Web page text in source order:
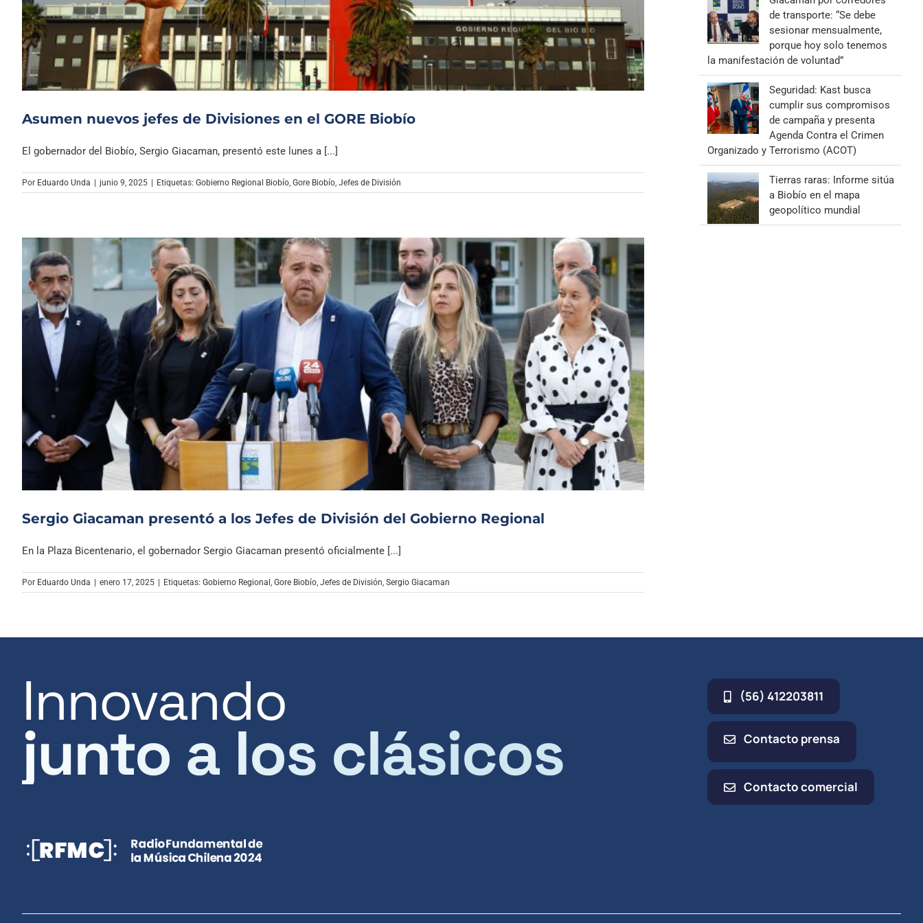
Archivo Sonoro
Asumen nuevos jefes de Divisiones en el GORE Biobío
El gobernador del Biobío, Sergio Giacaman, presentó este lunes a [...]
Por Eduardo Unda junio 9, 2025 Etiquetas: Gobierno Regional Biobío, Gore Biobío, Jefes de División
Sergio Giacaman presentó a los Jefes de División del Gobierno Regional
En la Plaza Bicentenario, el gobernador Sergio Giacaman presentó oficialmente [...]
Por Eduardo Unda enero 17, 2025 Etiquetas: Gobierno Regional , Gore Biobío, Jefes de División, Sergio Giacaman
de transporte: “Se debe
sesionar mensualmente,
porque hoy solo tenemos
la manifestación de voluntad”
Seguridad: Kast busca
cumplir sus compromisos
de campaña y presenta
Agenda Contra el Crimen
Organizado y Terrorismo (ACOT)
Tierras raras: Informe sitúa
a Biobío en el mapa
geopolítico mundial
Innovando
junto a los clásicos
(56) 412203811
Contacto prensa
Contacto comercial